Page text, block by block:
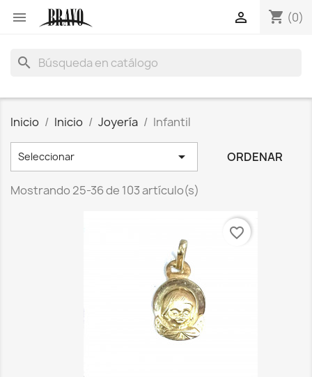
 shopping_cart (0)

search
Inicio Inicio Joyería Infantil
Seleccionar  ORDENAR
Mostrando 25-36 de 103 artículo(s)
favorite_border